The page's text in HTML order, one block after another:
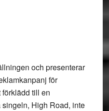
och presenterar
för
till en
High Road, inte